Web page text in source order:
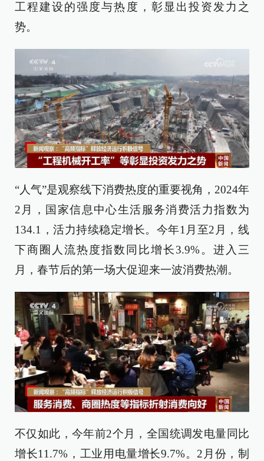
工程建设的强度与热度，彰显出投资发力之
势。
“人气”是观察线下消费热度的重要视角，2024年
2月，国家信息中心生活服务消费活力指数为
134.1，活力持续稳定增长。今年1月至2月，线
下商圈人流热度指数同比增长3.9%。进入三
月，春节后的第一场大促迎来一波消费热潮。
不仅如此，今年前2个月，全国统调发电量同比
增长11.7%，工业用电量增长9.7%。2月份，制